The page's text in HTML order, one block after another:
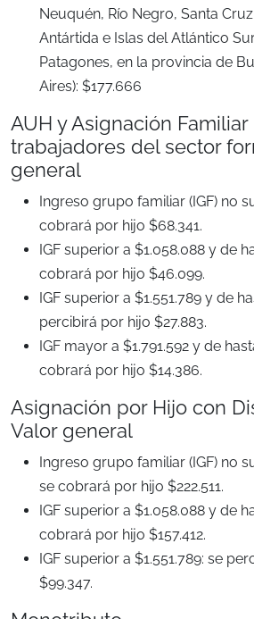
Neuquén, Río Negro, Santa
Antártida e Islas del Atlántico
Patagones, en la provincia de
Aires): $177.666
AUH y Asignación
trabajadores del sector
general
Ingreso grupo familiar (IGF) no
cobrará por hijo $68.341.
IGF superior a $1.058.088 y de
cobrará por hijo $46.099.
IGF superior a $1.551.789 y de
percibirá por hijo $27.883.
IGF mayor a $1.791.592 y de
cobrará por hijo $14.386.
Asignación por Hijo con
Valor general
Ingreso grupo familiar (IGF) no
se cobrará por hijo $222.511.
IGF superior a $1.058.088 y de
cobrará por hijo $157.412.
IGF superior a $1.551.789: se
$99.347.